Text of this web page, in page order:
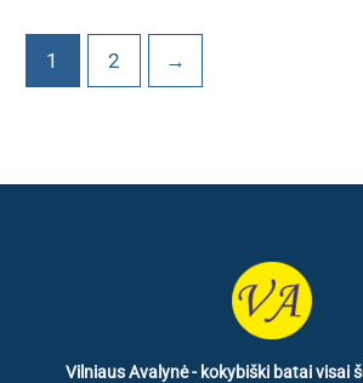
1 2 →
Vilniaus Avalynė - kokybiški batai visai